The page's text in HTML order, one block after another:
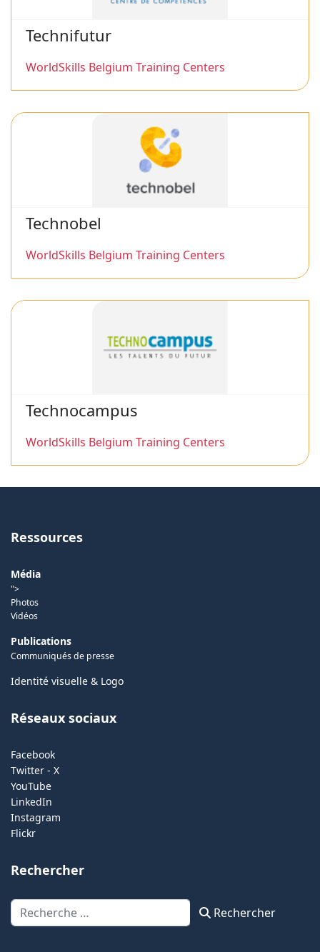
Technifutur
WorldSkills Belgium Training Centers
Technobel
WorldSkills Belgium Training Centers
Technocampus
WorldSkills Belgium Training Centers
Ressources
Média
">
Photos
Vidéos
Publications
Communiqués de presse
Identité visuelle & Logo
Réseaux sociaux
Facebook
Twitter - X
YouTube
LinkedIn
Instagram
Flickr
Rechercher
Rechercher Rechercher